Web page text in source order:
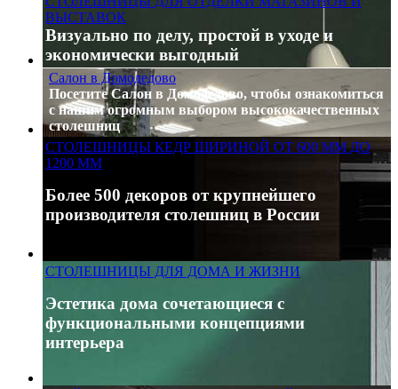
ВЫСТАВОК
Визуально по делу, простой в уходе и
экономически выгодный
Салон в Домодедово
Посетите Салон в Домодедово, чтобы ознакомиться
с нашим огромным выбором высококачественных
столешниц
СТОЛЕШНИЦЫ КЕДР ШИРИНОЙ ОТ 600 ММ ДО
1200 ММ
Более 500 декоров от крупнейшего
производителя столешниц в России
СТОЛЕШНИЦЫ ДЛЯ ДОМА И ЖИЗНИ
Эстетика дома сочетающиеся с
функциональными концепциями
интерьера